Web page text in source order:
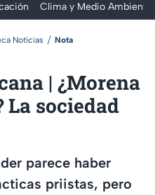
Clima y Medio Ambiente
Noticias Nota
| ¿Morena
La sociedad
parece haber
priistas, pero